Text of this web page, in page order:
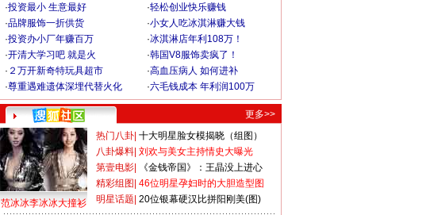
·投资最小 生意最好 ·轻松创业快乐赚钱
·品牌服饰一折供货 ·小女人吃冰淇淋赚大钱
·投资办小厂年赚百万 ·冰淇淋店年利108万！
·开清大学习吧 就是火 ·韩国V8服饰卖疯了！
· ２万开新奇特玩具超市 ·高血压病人 如何进补
·尊重遇难遗体深埋代替火化 ·六毛钱成本 年利润100万
更多>>
范冰冰李冰冰大撞衫
热门八卦 十大明星脸女模揭晓（组图）
八卦爆料 刘欢与美女主持情史大曝光
第壹电影
《金钱帝国》：王晶没上进心
精彩组图 46位明星孕妇时的大胆造型图
明星话题 20位银幕硬汉比拼阳刚美(图)